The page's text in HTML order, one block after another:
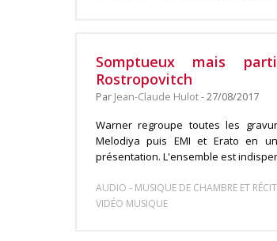
Somptueux mais
Rostropovitch
Par Jean-Claude Hulot- 27/08/2017
Warner regroupe toutes les
Melodiya puis EMI et Erato en
présentation. L'ensemble est
AUDIO - MUSIQUE DE CHAMBRE ET
VIDÉO MUSIQUE